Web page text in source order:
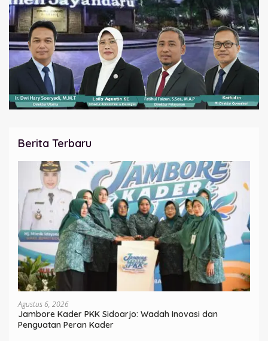
Berita Terbaru
Agustus 6, 2026
Jambore Kader PKK Sidoarjo: Wadah Inovasi dan
Penguatan Peran Kader